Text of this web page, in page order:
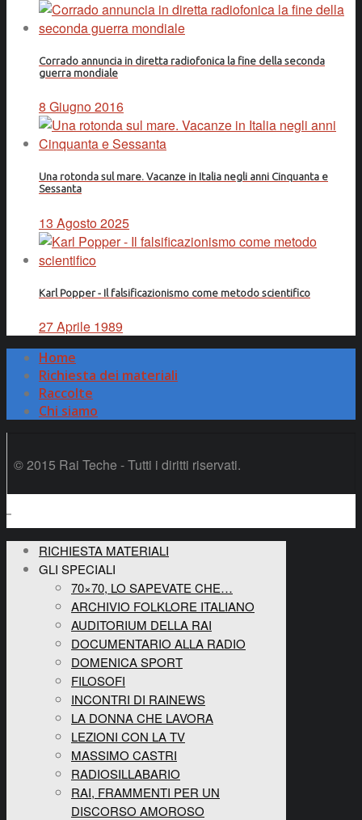
Corrado annuncia in diretta radiofonica la fine della seconda
guerra mondiale
8 Giugno 2016
Una rotonda sul mare. Vacanze in Italia negli anni Cinquanta e
Sessanta
13 Agosto 2025
Karl Popper - Il falsificazionismo come metodo scientifico
27 Aprile 1989
Home
Richiesta dei materiali
Raccolte
Chi siamo
© 2015 Rai Teche - Tutti i diritti riservati.
RICHIESTA MATERIALI
GLI SPECIALI
70×70, LO SAPEVATE CHE…
ARCHIVIO FOLKLORE ITALIANO
AUDITORIUM DELLA RAI
DOCUMENTARIO ALLA RADIO
DOMENICA SPORT
FILOSOFI
INCONTRI DI RAINEWS
LA DONNA CHE LAVORA
LEZIONI CON LA TV
MASSIMO CASTRI
RADIOSILLABARIO
RAI, FRAMMENTI PER UN
DISCORSO AMOROSO